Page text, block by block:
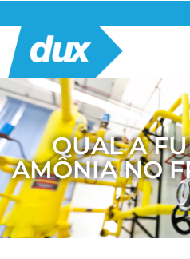
QUAL A
AMÔNIA NO